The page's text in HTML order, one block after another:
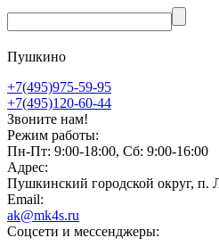
Пушкино
+7(495)975-59-95
+7(495)120-60-44
Звоните нам!
Режим работы:
Пн-Пт: 9:00-18:00, Сб: 9:00-16:00
Адрес:
Пушкинский городской округ, п.
Email:
ak@mk4s.ru
Соцсети и мессенджеры: